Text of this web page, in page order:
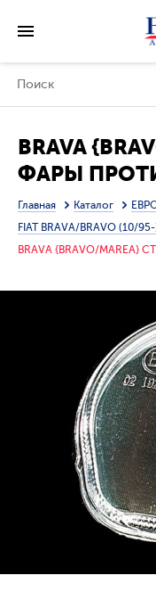
BRAVA
ФАРЫ
Главная Каталог
FIAT BRAVA/BRAVO (10/
BRAVA {BRAVO/MAREA}